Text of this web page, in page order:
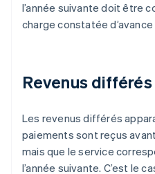
l’année suivante doit être
charge constatée d’avance
Revenus
Les revenus différés
paiements sont reçus
mais que le service
l’année suivante. C’est le